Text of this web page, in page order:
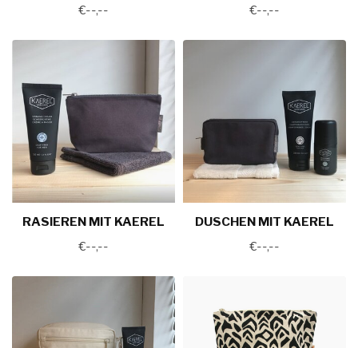
€--,-- €--,--
RASIEREN MIT KAEREL
€--,--
DUSCHEN MIT KAEREL
€--,--